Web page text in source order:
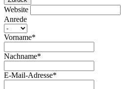
Website
Anrede
Vorname*
Nachname*
E-Mail-Adresse*